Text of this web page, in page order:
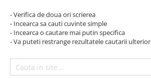
Schiuri la preturi reduse
Schiuri sub 300 lei
Clăpari
Clăpari sh adulți
Clăpari sh copii
Boots sh modele feminine
Marimea si lațtimea snowboardului
- Verifica de doua ori scrierea
- Incearca sa cauti cuvinte simple
- Incearca o cautare mai putin specifica
- Va puteti restrange rezultatele cautarii ulterior